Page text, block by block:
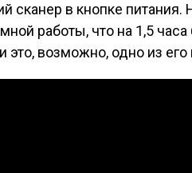
сканер в кнопке питания.
работы, что на 1,5
это, возможно, одно из